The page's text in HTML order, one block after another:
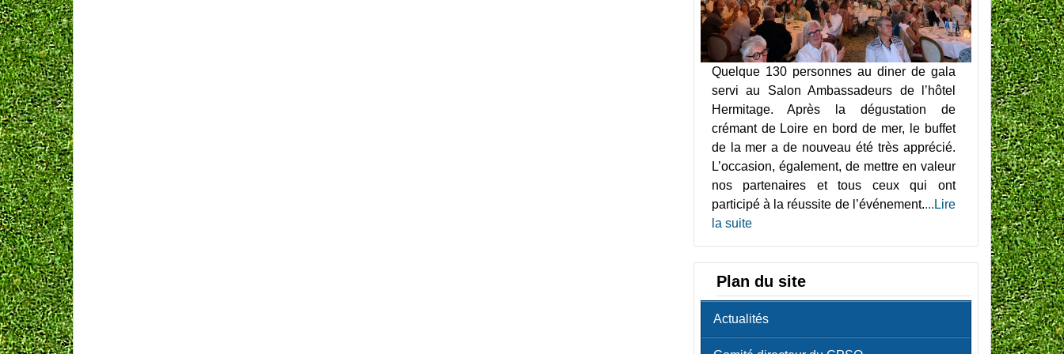
Quelque 130 personnes au diner de gala
servi au Salon Ambassadeurs de l’hôtel
Hermitage. Après la dégustation de
crémant de Loire en bord de mer, le buffet
de la mer a de nouveau été très apprécié.
L’occasion, également, de mettre en valeur
nos partenaires et tous ceux qui ont
participé à la réussite de l’événement....Lire
la suite
Plan du site
Actualités